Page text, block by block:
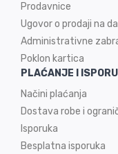
Prodavnice
Ugovor o prodaji na
Administrativne
Poklon kartica
PLAĆANJE I
Načini plaćanja
Dostava robe i
Isporuka
Besplatna isporuka